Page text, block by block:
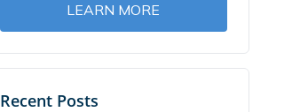
LEARN MORE
Recent Posts